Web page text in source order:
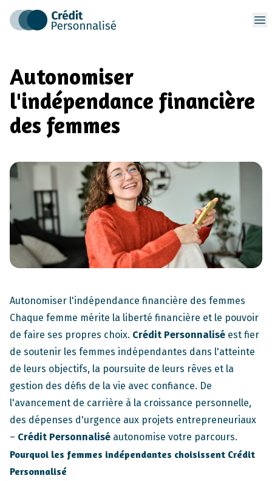
Autonomiser
l'indépendance financière
des femmes
Autonomiser l'indépendance financière des femmes
Chaque femme mérite la liberté financière et le pouvoir
de faire ses propres choix. Crédit Personnalisé est fier
de soutenir les femmes indépendantes dans l'atteinte
de leurs objectifs, la poursuite de leurs rêves et la
gestion des défis de la vie avec confiance. De
l'avancement de carrière à la croissance personnelle,
des dépenses d'urgence aux projets entrepreneuriaux
– Crédit Personnalisé autonomise votre parcours.
Pourquoi les femmes indépendantes choisissent Crédit
Personnalisé